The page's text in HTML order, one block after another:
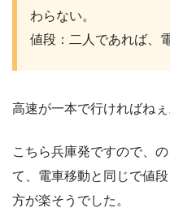
わらない。
値段：二人であれば、
高速が一本で行ければねぇ
こちら兵庫発ですので、
て、電車移動と同じで値
方が楽そうでした。